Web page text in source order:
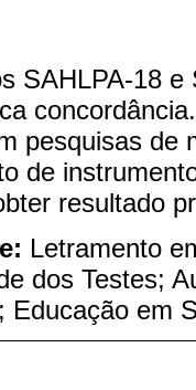
SAHLPA-18
pesquisas de
de
resultado
Letramento
dos Testes;
Educação em